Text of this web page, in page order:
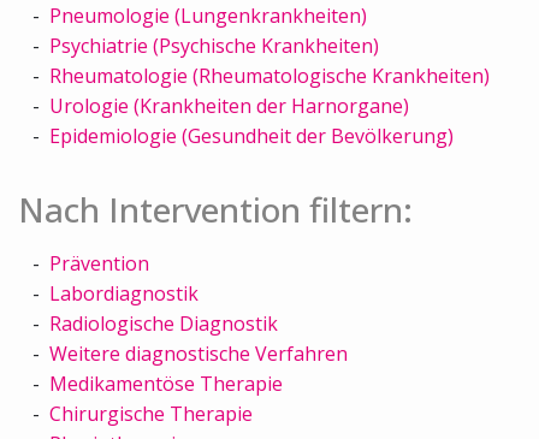
Pneumologie (Lungenkrankheiten)
Psychiatrie (Psychische Krankheiten)
Rheumatologie (Rheumatologische Krankheiten)
Urologie (Krankheiten der Harnorgane)
Epidemiologie (Gesundheit der Bevölkerung)
Nach Intervention filtern:
Prävention
Labordiagnostik
Radiologische Diagnostik
Weitere diagnostische Verfahren
Medikamentöse Therapie
Chirurgische Therapie